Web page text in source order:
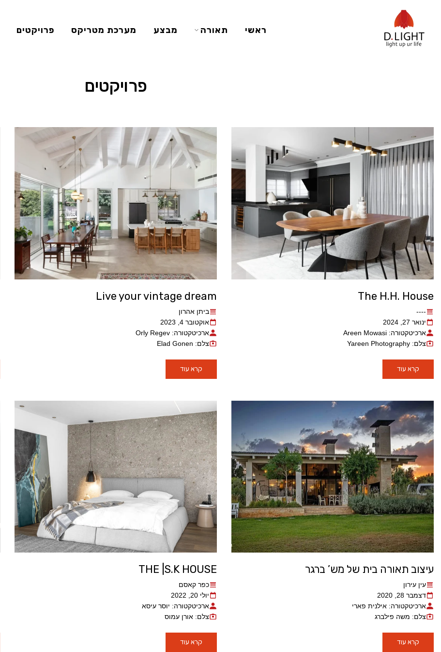
לטקסט
ראשי תאורה מבצע מערכת מטריקס פרויקטים
פרויקטים
The H.H. House
----
ינואר 27, 2024
ארכיטקטורה: Areen Mowasi
צלם: Yareen Photography
קרא עוד
Live your vintage dream
ביתן אהרון
אוקטובר 4, 2023
ארכיטקטורה: Orly Regev
צלם: Elad Gonen
קרא עוד
עיצוב תאורה בית של מש’ ברגר
עין עירון
דצמבר 28, 2020
ארכיטקטורה: אילנית פארי
צלם: משה פילברג
קרא עוד
THE |S.K HOUSE
כפר קאסם
יולי 20, 2022
ארכיטקטורה: יוסר עיסא
צלם: אורן עמוס
קרא עוד
פנים